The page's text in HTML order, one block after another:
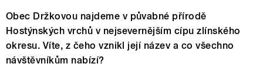
Obec Držkovou najdeme v půvabné přírodě
Hostýnských vrchů v nejsevernějším cípu zlínského
okresu. Víte, z čeho vznikl její název a co všechno
návštěvníkům nabízí?